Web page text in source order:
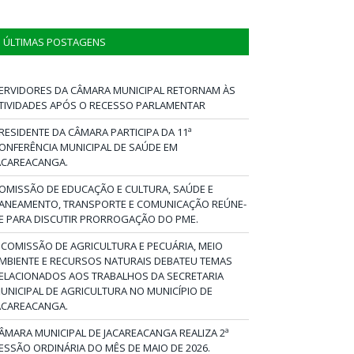
ÚLTIMAS POSTAGENS
DA CÂMARA MUNICIPAL RETORNAM ÀS
APÓS O RECESSO PARLAMENTAR
DA CÂMARA PARTICIPA DA 11ª
MUNICIPAL DE SAÚDE EM
DE EDUCAÇÃO E CULTURA, SAÚDE E
TRANSPORTE E COMUNICAÇÃO REÚNE-
PARA DISCUTIR PRORROGAÇÃO DO PME.
DE AGRICULTURA E PECUÁRIA, MEIO
E RECURSOS NATURAIS DEBATEU TEMAS
AOS TRABALHOS DA SECRETARIA
DE AGRICULTURA NO MUNICÍPIO DE
MUNICIPAL DE JACAREACANGA REALIZA 2ª
ORDINÁRIA DO MÊS DE MAIO DE 2026.